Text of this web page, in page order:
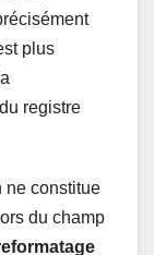
plus
registre
ne constitue
du champ